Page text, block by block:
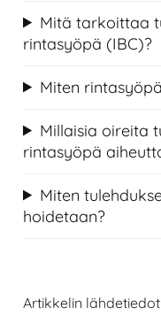
Mitä tarkoittaa
rintasyöpä (IBC)?
Miten
Millaisia oireita
rintasyöpä
Miten
hoidetaan?
Artikkelin lähdetiedot